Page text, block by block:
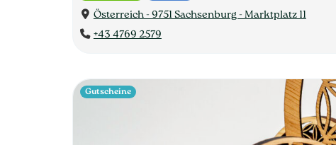
Österreich - 9751 Sachsenburg - Marktplatz 11
+43 4769 2579
Gutscheine